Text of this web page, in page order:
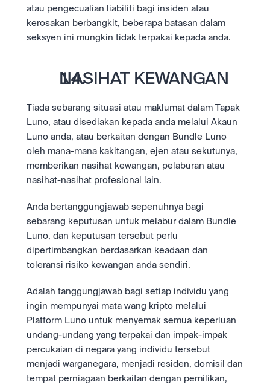
atau pengecualian liabiliti bagi insiden atau
kerosakan berbangkit, beberapa batasan dalam
seksyen ini mungkin tidak terpakai kepada anda.
NASIHAT KEWANGAN
Tiada sebarang situasi atau maklumat dalam Tapak
Luno, atau disediakan kepada anda melalui Akaun
Luno anda, atau berkaitan dengan Bundle Luno
oleh mana-mana kakitangan, ejen atau sekutunya,
memberikan nasihat kewangan, pelaburan atau
nasihat-nasihat profesional lain.
Anda bertanggungjawab sepenuhnya bagi
sebarang keputusan untuk melabur dalam Bundle
Luno, dan keputusan tersebut perlu
dipertimbangkan berdasarkan keadaan dan
toleransi risiko kewangan anda sendiri.
Adalah tanggungjawab bagi setiap individu yang
ingin mempunyai mata wang kripto melalui
Platform Luno untuk menyemak semua keperluan
undang-undang yang terpakai dan impak-impak
percukaian di negara yang individu tersebut
menjadi warganegara, menjadi residen, domisil dan
tempat perniagaan berkaitan dengan pemilikan,